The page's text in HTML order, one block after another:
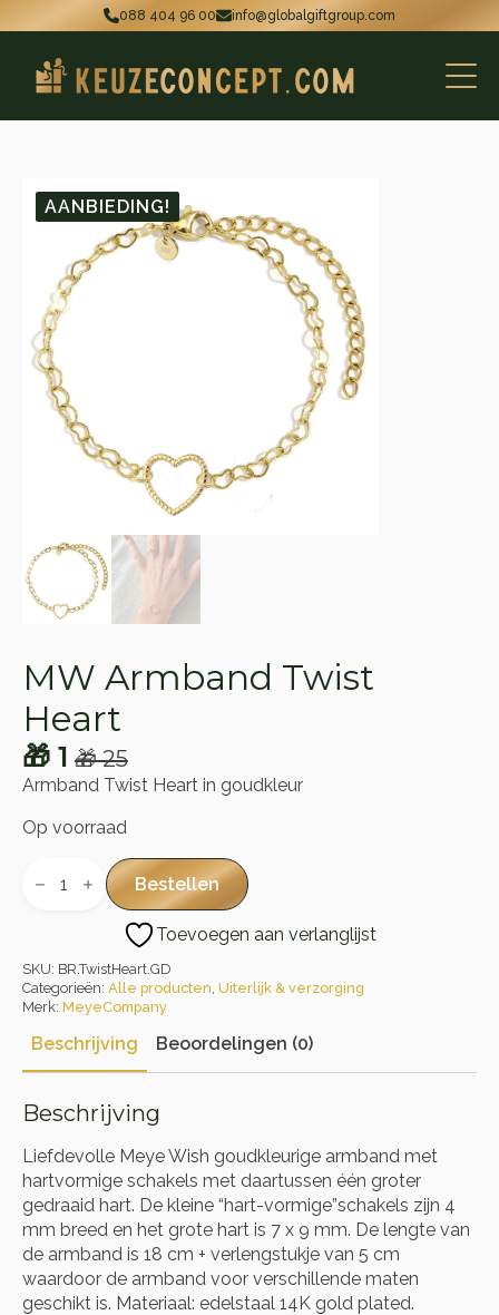
088 404 96 00 info@globalgiftgroup.com
AANBIEDING!
MW Armband Twist
Heart
🎁25
Oorspronkelijke
was:
🎁 25.
🎁 1
Huidige
is:
🎁 1.
Armband Twist Heart in goudkleur
Op voorraad
Armband
Bestellen
Toevoegen aan verlanglijst
SKU: BR.TwistHeart.GD
Categorieën: Alle producten, Uiterlijk & verzorging
Merk: MeyeCompany
Beschrijving Beoordelingen (0)
Beschrijving
Liefdevolle Meye Wish goudkleurige armband met
hartvormige schakels met daartussen één groter
gedraaid hart. De kleine “hart-vormige”schakels zijn 4
mm breed en het grote hart is 7 x 9 mm. De lengte van
de armband is 18 cm + verlengstukje van 5 cm
waardoor de armband voor verschillende maten
geschikt is. Materiaal: edelstaal 14K gold plated.